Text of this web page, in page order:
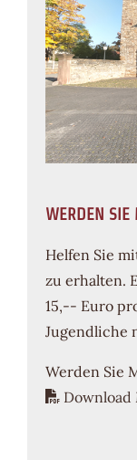
WERDEN SIE
Helfen Sie
zu erhalten.
15,-- Euro
Jugendliche
Werden Sie